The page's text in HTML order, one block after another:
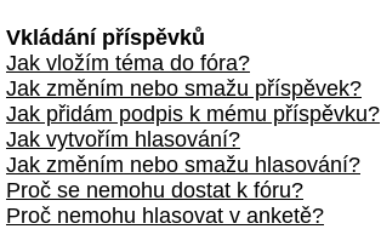
Vkládání příspěvků
Jak vložím téma do fóra?
Jak změním nebo smažu příspěvek?
Jak přidám podpis k mému příspěvku?
Jak vytvořím hlasování?
Jak změním nebo smažu hlasování?
Proč se nemohu dostat k fóru?
Proč nemohu hlasovat v anketě?